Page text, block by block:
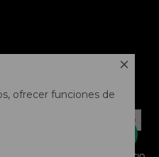

ofrecer funciones de